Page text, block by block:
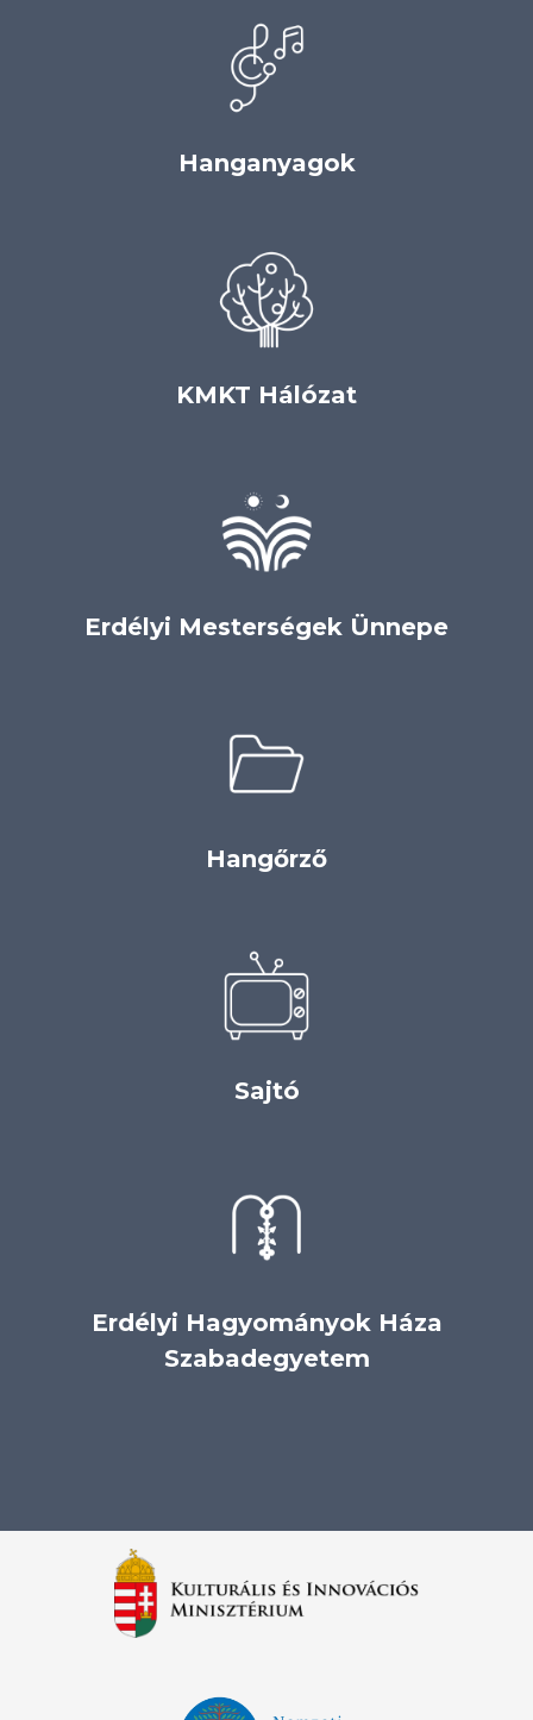
Hanganyagok
KMKT Hálózat
Erdélyi Mesterségek Ünnepe
Hangőrző
Sajtó
Erdélyi Hagyományok Háza
Szabadegyetem